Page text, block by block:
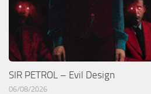
SIR PETROL – Evil Design
06/08/2026